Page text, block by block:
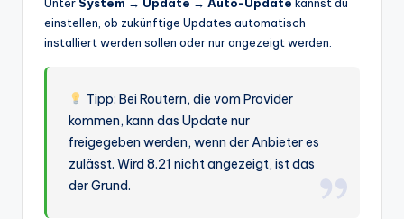
einstellen, ob zukünftige Updates automatisch
installiert werden sollen oder nur angezeigt werden.
Tipp: Bei Routern, die vom Provider
kommen, kann das Update nur
freigegeben werden, wenn der Anbieter es
zulässt. Wird 8.21 nicht angezeigt, ist das
der Grund.